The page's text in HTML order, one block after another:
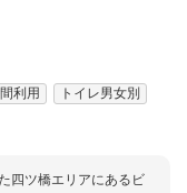
利用
トイレ男女別
四ツ橋エリアにあるビ